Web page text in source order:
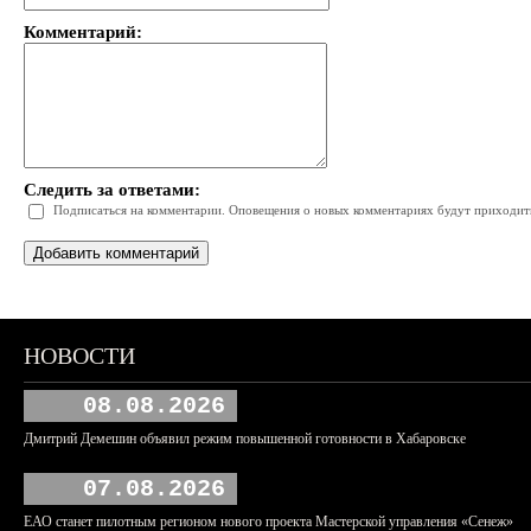
Комментарий:
Следить за ответами:
Подписаться на комментарии. Оповещения о новых комментариях будут
НОВОСТИ
08.08.2026
Дмитрий Демешин объявил режим повышенной готовности в Хабаровске
07.08.2026
ЕАО станет пилотным регионом нового проекта Мастерской управления «Сенеж»